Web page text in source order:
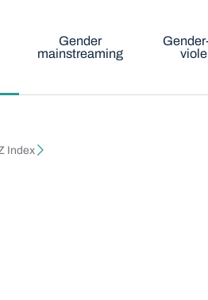
Gender
mainstreaming
Index